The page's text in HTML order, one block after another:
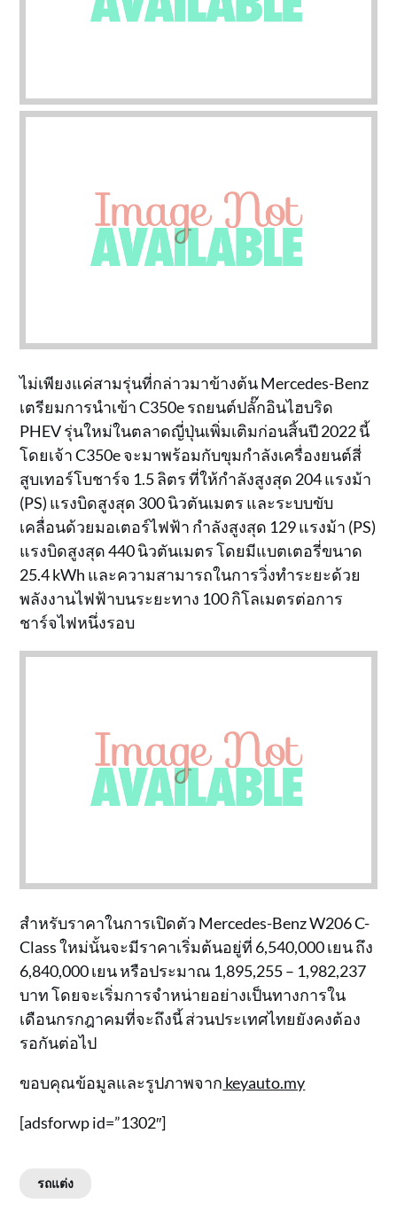
ไม่เพียงแค่สามรุ่นที่กล่าวมาข้างต้น Mercedes-Benz
เตรียมการนำเข้า C350e รถยนต์ปลั๊กอินไฮบริด
PHEV รุ่นใหม่ในตลาดญี่ปุ่นเพิ่มเติมก่อนสิ้นปี 2022 นี้
โดยเจ้า C350e จะมาพร้อมกับขุมกำลังเครื่องยนต์สี่
สูบเทอร์โบชาร์จ 1.5 ลิตร ที่ให้กำลังสูงสุด 204 แรงม้า
(PS) แรงบิดสูงสุด 300 นิวตันเมตร และระบบขับ
เคลื่อนด้วยมอเตอร์ไฟฟ้า กำลังสูงสุด 129 แรงม้า (PS)
แรงบิดสูงสุด 440 นิวตันเมตร โดยมีแบตเตอรี่ขนาด
25.4 kWh และความสามารถในการวิ่งทำระยะด้วย
พลังงานไฟฟ้าบนระยะทาง 100 กิโลเมตรต่อการ
ชาร์จไฟหนึ่งรอบ
สำหรับราคาในการเปิดตัว Mercedes-Benz W206 C-
Class ใหม่นั้นจะมีราคาเริ่มต้นอยู่ที่ 6,540,000 เยน ถึง
6,840,000 เยน หรือประมาณ 1,895,255 – 1,982,237
บาท โดยจะเริ่มการจำหน่ายอย่างเป็นทางการใน
เดือนกรกฎาคมที่จะถึงนี้ ส่วนประเทศไทยยังคงต้อง
รอกันต่อไป
ขอบคุณข้อมูลและรูปภาพจาก keyauto.my
[adsforwp id=”1302″]
รถแต่ง